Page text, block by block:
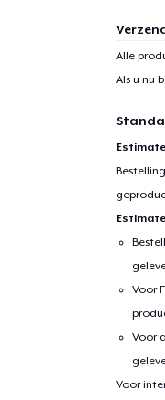
Alle
Als u nu
Voor
Voor
Voor